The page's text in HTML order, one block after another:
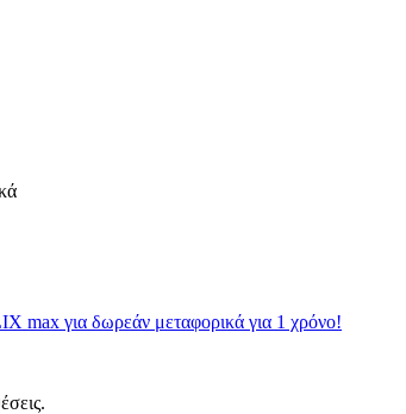
max για δωρεάν μεταφορικά για 1 χρόνο!